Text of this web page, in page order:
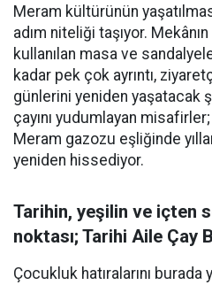
Meram kültürünün
adım niteliği taşıyor.
kullanılan masa ve
kadar pek çok ayrıntı,
günlerini yeniden yaşatacak
çayını yudumlayan
Meram gazozu eşliğinde
yeniden hissediyor.
Tarihin, yeşilin ve içten
noktası; Tarihi Aile Çay
Çocukluk hatıralarını